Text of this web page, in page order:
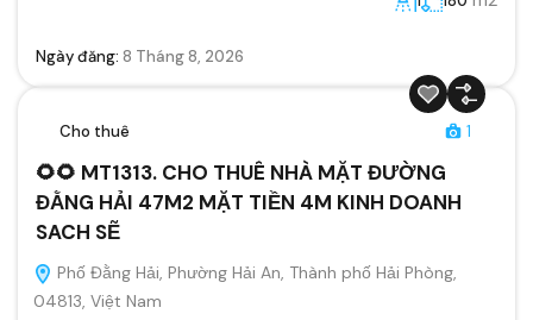
Ngày đăng: 8 Tháng 8, 2026
Cho thuê 1
🌻🌻 MT1313. CHO THUÊ NHÀ MẶT ĐƯỜNG
ĐẰNG HẢI 47M2 MẶT TIỀN 4M KINH DOANH
SACH SẼ
Phố Đằng Hải, Phường Hải An, Thành phố Hải Phòng,
04813, Việt Nam